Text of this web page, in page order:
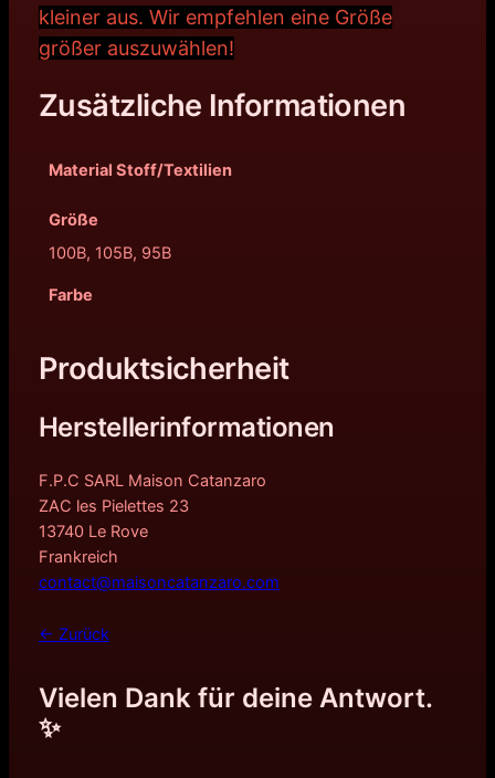
kleiner aus. Wir empfehlen eine Größe
größer auszuwählen!
Zusätzliche Informationen
Material Stoff/Textilien
Größe
100B, 105B, 95B
Farbe
Produktsicherheit
Herstellerinformationen
F.P.C SARL Maison Catanzaro
ZAC les Pielettes 23
13740 Le Rove
Frankreich
contact@maisoncatanzaro.com
← Zurück
Vielen Dank für deine Antwort.
✨